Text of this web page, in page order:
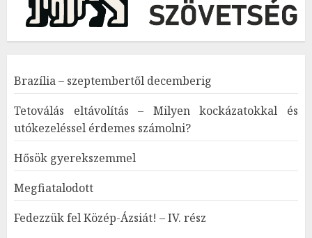
Brazília – szeptembertől decemberig
Tetoválás eltávolítás – Milyen kockázatokkal és
utókezeléssel érdemes számolni?
Hősök gyerekszemmel
Megfiatalodott
Fedezzük fel Közép-Ázsiát! – IV. rész